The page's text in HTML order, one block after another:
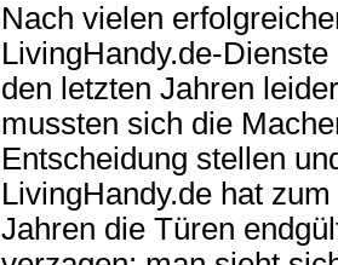
Nach vielen
LivingHandy.de-
den letzten Jahren
mussten sich die
Entscheidung stellen
LivingHandy.de hat
Jahren die Türen